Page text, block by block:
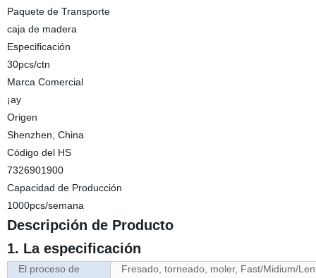
Paquete de Transporte
caja de madera
Especificación
30pcs/ctn
Marca Comercial
¡ay
Origen
Shenzhen, China
Código del HS
7326901900
Capacidad de Producción
1000pcs/semana
Descripción de Producto
1. La especificación
El proceso de
Fresado, torneado, moler, Fast/Midium/